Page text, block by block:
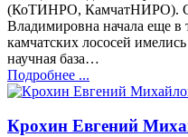
(КоТИНРО, КамчатНИРО).
Владимировна начала еще в
камчатских лососей
научная база…
Подробнее ...
Крохин Евгений